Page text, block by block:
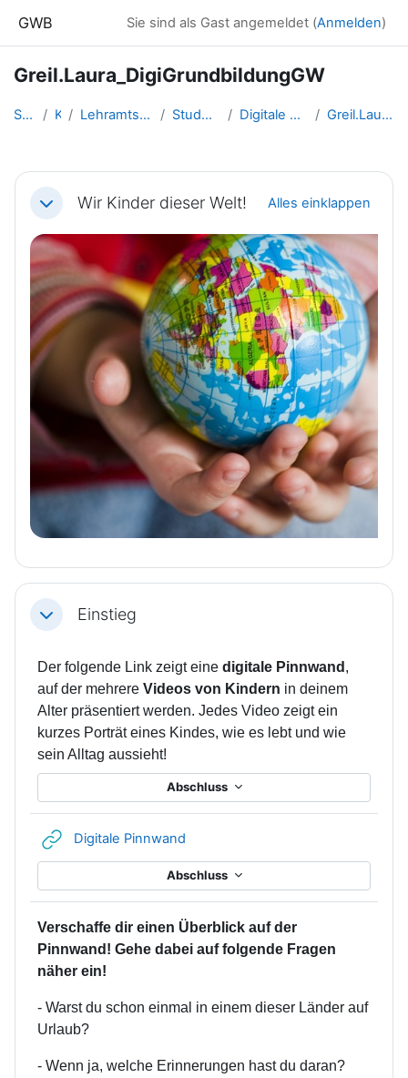
GWB Sie sind als Gast angemeldet (Anmelden)
Greil.Laura_DigiGrundbildungGW
Startseite Kurse Lehramtsausbildung GW im Clust... Studentische Lernkurse Digitale Grundbildung - WS 2022 Greil.Laura_DigiGrundbildungGW
Abschnittsübersicht
EinklappenWir Kinder dieser Welt! Alles einklappen
Einklappen
Einstieg
Abschluss
Der folgende Link zeigt eine digitale Pinnwand ,
auf der mehrere Videos von Kindern in deinem
Alter präsentiert werden. Jedes Video zeigt ein
kurzes Porträt eines Kindes, wie es lebt und wie
sein Alltag aussieht!
Digitale Pinnwand
Abschluss
Verschaffe dir einen Überblick auf der
Pinnwand! Gehe dabei auf folgende Fragen
näher ein!
- Warst du schon einmal in einem dieser Länder auf
Urlaub?
- Wenn ja, welche Erinnerungen hast du daran?